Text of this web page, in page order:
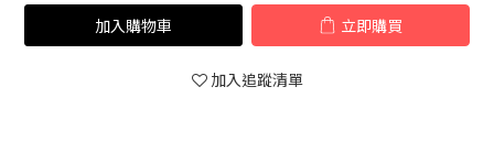
加入購物車 立即購買
加入追蹤清單